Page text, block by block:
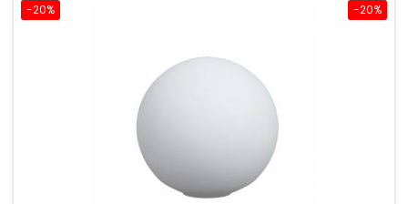
-20%
-20%